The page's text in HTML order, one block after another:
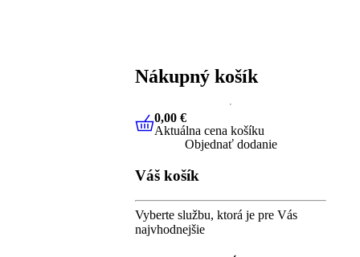
Nákupný košík
0,00 €Aktuálna cena košíku
0,00 €
Aktuálna cena košíku
Objednať dodanie
Váš košík
Vyberte službu, ktorá je pre Vás
najvhodnejšie